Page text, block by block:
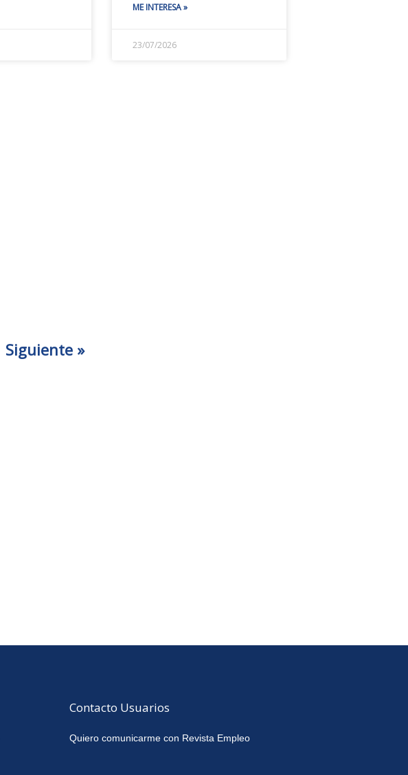
ME INTERESA »
23/07/2026
Siguiente »
Contacto Usuarios
Quiero comunicarme con Revista Empleo